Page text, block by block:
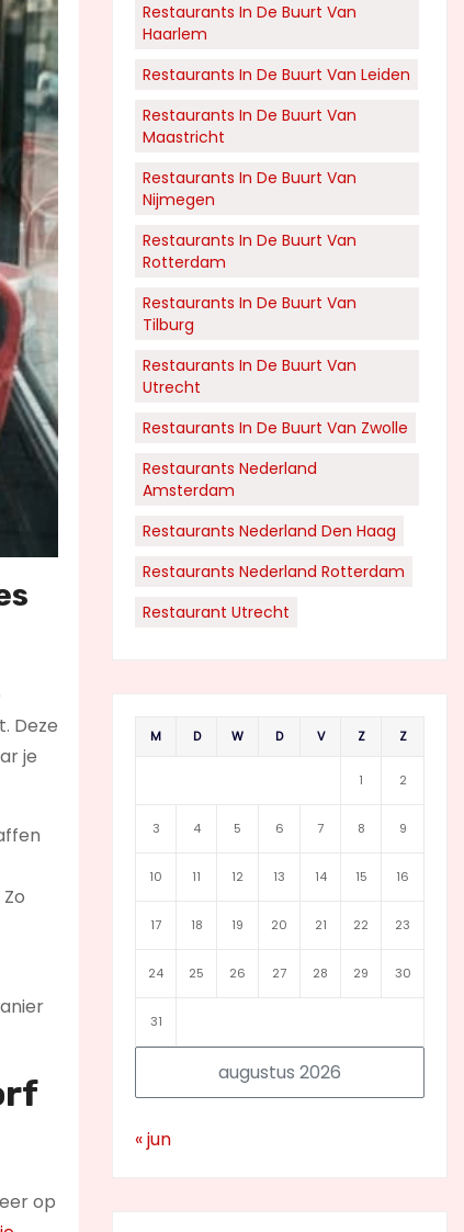
Deze
je
op
Restaurants In De Buurt Van
Haarlem
Restaurants In De Buurt Van Leiden
Restaurants In De Buurt Van
Maastricht
Restaurants In De Buurt Van
Nijmegen
Restaurants In De Buurt Van
Rotterdam
Restaurants In De Buurt Van
Tilburg
Restaurants In De Buurt Van
Utrecht
Restaurants In De Buurt Van Zwolle
Restaurants Nederland
Amsterdam
Restaurants Nederland Den Haag
Restaurants Nederland Rotterdam
Restaurant Utrecht
augustus 2026
M D W D V Z Z
1 2
3 4 5 6 7 8 9
10 11 12 13 14 15 16
17 18 19 20 21 22 23
24 25 26 27 28 29 30
31
« jun